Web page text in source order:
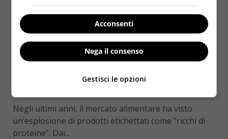
Alimenti ricchi di proteine: verità e miti sulla
Negli ultimi anni, il mercato alimentare ha visto
un’esplosione di prodotti etichettati come “ricchi di
proteine”. Dai...
Acconsenti
Nega il consenso
Gestisci le opzioni